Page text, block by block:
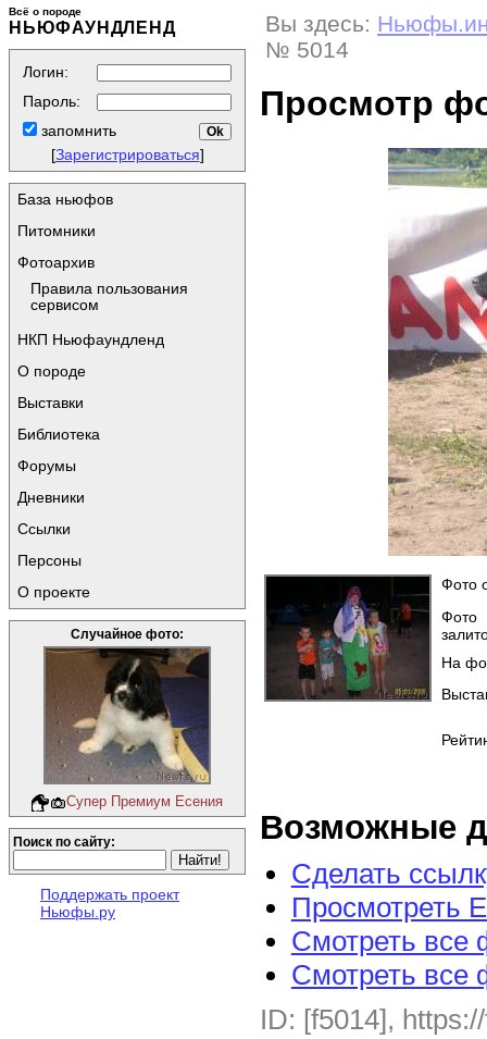
Всё о породе
НЬЮФАУНДЛЕНД
Логин:
Пароль:
запомнить
[Зарегистрироваться]
База ньюфов
Питомники
Фотоархив
Правила пользования
сервисом
НКП Ньюфаундленд
О породе
Выставки
Библиотека
Форумы
Дневники
Ссылки
Персоны
О проекте
Случайное фото:
Супер Премиум Есения
Поиск по сайту:
Поддержать проект
Ньюфы.ру
Вы здесь:
№ 5014
Просмотр
Фото
Фото
На
Возможные
Сделать
Просмотреть
Смотреть все
Смотреть все
ID: [f5014],